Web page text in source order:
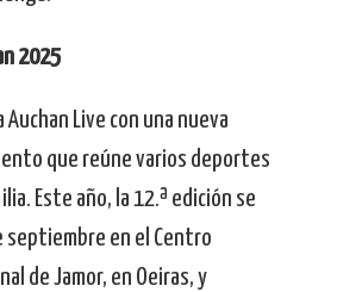
2025
Auchan Live con una nueva
que reúne varios deportes
Este año, la 12.ª edición se
septiembre en el Centro
de Jamor, en Oeiras, y